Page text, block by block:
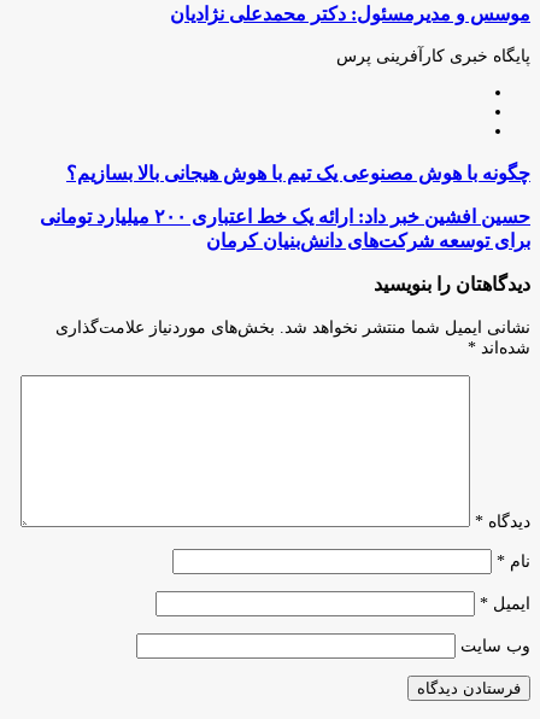
از
ایمیل
موسس و مدیرمسئول: دکتر محمدعلی نژادیان
پایگاه خبری کارآفرینی پرس
چگونه
با
هوش
مصنوعی
یک
با
هیجانی
بالا
چگونه با هوش مصنوعی یک تیم با هوش هیجانی بالا بسازیم؟
حسین
افشین
خبر
داد:
ارائه
خط
اعتباری
کرمان
حسین افشین خبر داد: ارائه یک خط اعتباری ۲۰۰ میلیارد تومانی
برای توسعه شرکت‌های دانش‌بنیان کرمان
دیدگاهتان را بنویسید
نشانی ایمیل شما منتشر نخواهد شد.
بخش‌های موردنیاز علامت‌گذاری
شده‌اند *
دیدگاه *
نام *
ایمیل *
وب‌ سایت